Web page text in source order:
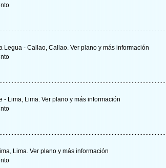
Legua - Callao, Callao. Ver plano y más información
- Lima, Lima. Ver plano y más información
Lima. Ver plano y más información